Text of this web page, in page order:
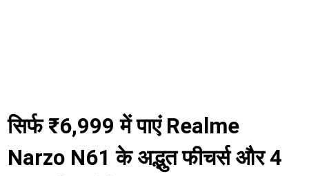
सिर्फ ₹6,999 में पाएं Realme
Narzo N61 के अद्भुत फीचर्स और 4